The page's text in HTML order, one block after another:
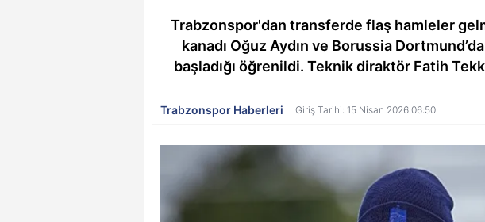
Trabzonspor'dan transferde flaş hamleler
kanadı Oğuz Aydın ve Borussia
başladığı öğrenildi. Teknik diraktör Fatih
Trabzonspor Haberleri Giriş Tarihi: 15 Nisan 2026 06:50